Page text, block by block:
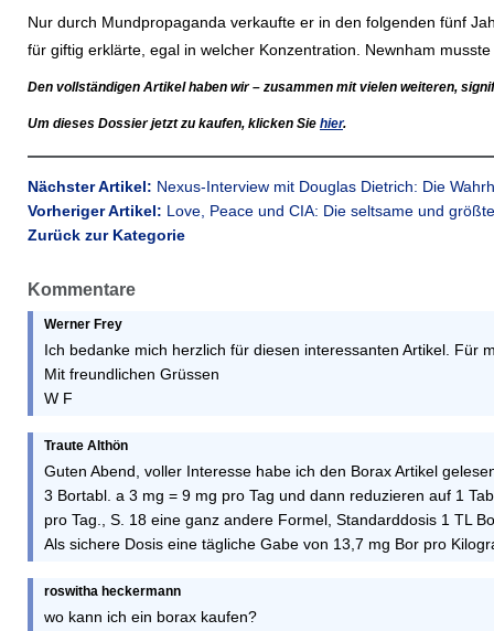
Nur durch Mundpropaganda verkaufte er in den folgenden fünf
für giftig erklärte, egal in welcher Konzentration. Newnham
Den vollständigen Artikel haben wir – zusammen mit vielen weiteren,
Um dieses Dossier jetzt zu kaufen, klicken Sie hier.
Nächster Artikel: Nexus-Interview mit Douglas Dietrich: Die
Vorheriger Artikel: Love, Peace und CIA: Die seltsame und
Zurück zur Kategorie
Kommentare
Werner Frey
Ich bedanke mich herzlich für diesen interessanten Artikel. Für
Mit freundlichen Grüssen
W F
Traute Althön
Guten Abend, voller Interesse habe ich den Borax Artikel
3 Bortabl. a 3 mg = 9 mg pro Tag und dann reduzieren auf 1
pro Tag., S. 18 eine ganz andere Formel, Standarddosis 1 TL
Als sichere Dosis eine tägliche Gabe von 13,7 mg Bor pro
roswitha heckermann
wo kann ich ein borax kaufen?